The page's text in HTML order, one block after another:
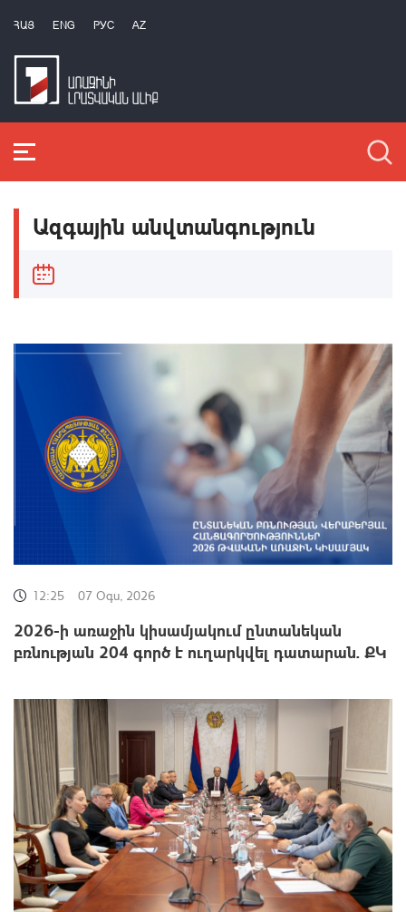
ՀԱՅ ENG РУС AZ
Ազգային անվտանգություն
12:25 07 Օգս, 2026
2026-ի առաջին կիսամյակում ընտանեկան
բռնության 204 գործ է ուղարկվել դատարան. ՔԿ